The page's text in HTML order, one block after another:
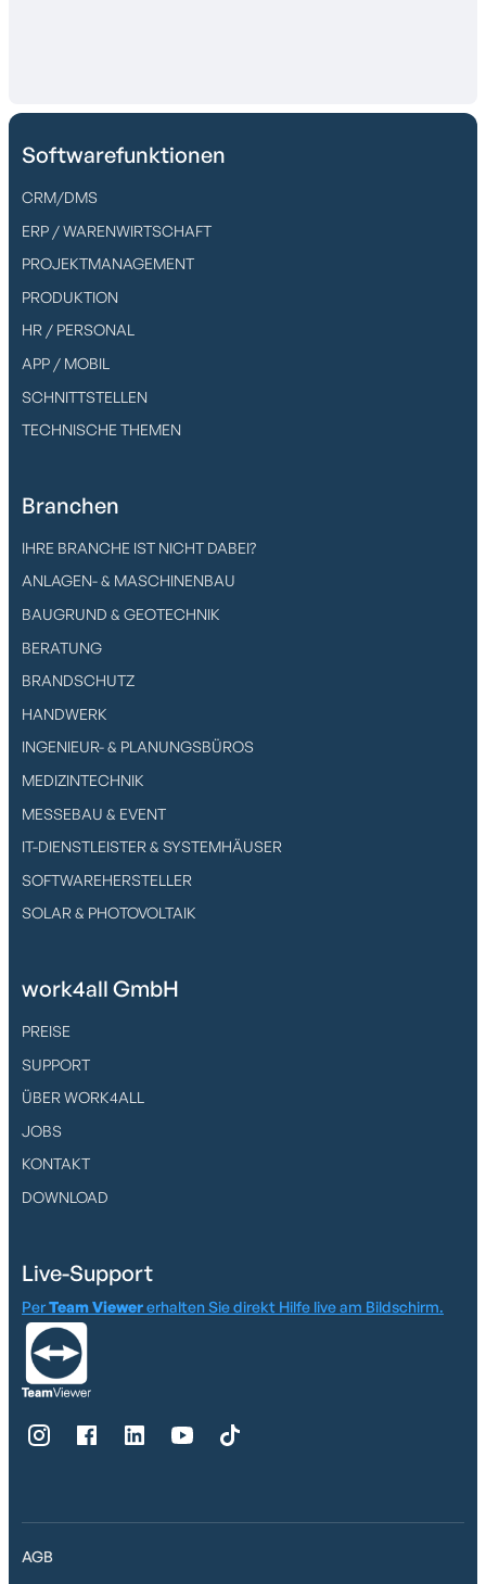
Softwarefunktionen
CRM/DMS
ERP / WARENWIRTSCHAFT
PROJEKTMANAGEMENT
PRODUKTION
HR / PERSONAL
APP / MOBIL
SCHNITTSTELLEN
TECHNISCHE THEMEN
Branchen
IHRE BRANCHE IST NICHT DABEI?
ANLAGEN- & MASCHINENBAU
BAUGRUND & GEOTECHNIK
BERATUNG
BRANDSCHUTZ
HANDWERK
INGENIEUR- & PLANUNGSBÜROS
MEDIZINTECHNIK
MESSEBAU & EVENT
IT-DIENSTLEISTER & SYSTEMHÄUSER
SOFTWAREHERSTELLER
SOLAR & PHOTOVOLTAIK
work4all GmbH
PREISE
SUPPORT
ÜBER WORK4ALL
JOBS
KONTAKT
DOWNLOAD
Live-Support
PerTeam Viewererhalten Sie direkt Hilfe live am Bildschirm.
AGB